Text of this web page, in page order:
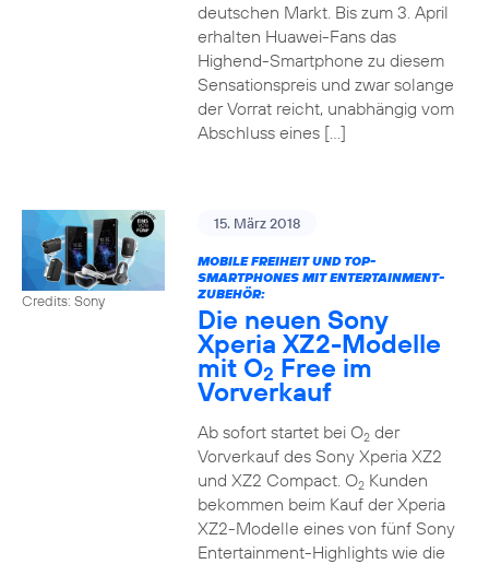
deutschen Markt. Bis zum 3. April
erhalten Huawei-Fans das
Highend-Smartphone zu diesem
Sensationspreis und zwar solange
der Vorrat reicht, unabhängig vom
Abschluss eines […]
Credits: Sony
15. März 2018
MOBILE FREIHEIT UND TOP-
SMARTPHONES MIT ENTERTAINMENT-
ZUBEHÖR:
Die neuen Sony
Xperia XZ2-Modelle
mit O2 Free im
Vorverkauf
Ab sofort startet bei O2der
Vorverkauf des Sony Xperia XZ2
und XZ2 Compact. O2Kunden
bekommen beim Kauf der Xperia
XZ2-Modelle eines von fünf Sony
Entertainment-Highlights wie die